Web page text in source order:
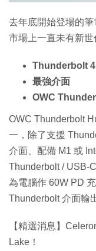
去年底開始登場的
市場上一直未有新世
Thunderbolt 4
最強介面
OWC
OWC Thunderbolt
一，除了支援
介面、配備 M1 或
Thunderbolt / USB-
為電腦作 60W PD
Thunderbolt 介面輸
【精選消息】
Lake！